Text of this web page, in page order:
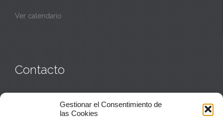
Gestionar el Consentimiento de
las Cookies
Ver calendario
Contacto
Casa de acogida:609 423 521o949 835 058
Parroquia y sacerdotes:949 835 111